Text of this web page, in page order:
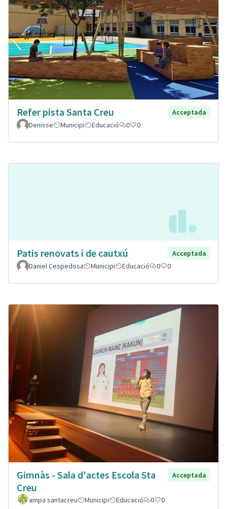
Refer pista Santa Creu
Acceptada
Denisse
Municipi Educació 0 0
Patis renovats i de cautxú
Acceptada
Daniel Cespedosa
Municipi Educació 0 0
Gimnàs - Sala d'actes Escola Sta
Creu
Acceptada
ampa santacreu Municipi Educació 0 0